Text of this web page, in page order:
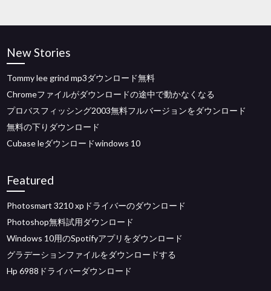
New Stories
Tommy lee grind mp3ダウンロード無料
Chromeファイルがダウンロードの途中で動かなくなる
プロバスフィッシング2003無料フルバージョンをダウンロード
無料の下りダウンロード
Cubase leダウンロードwindows 10
Featured
Photosmart 3210 xpドライバーのダウンロード
Photoshop無料試用ダウンロード
Windows 10用のSpotifyアプリをダウンロード
グラデーションファイルをダウンロードする
Hp 6988ドライバーダウンロード